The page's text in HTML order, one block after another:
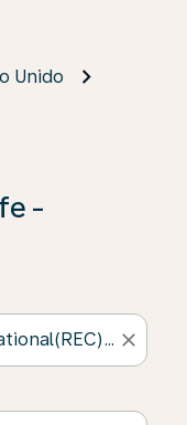
Unido
-
close
clique em